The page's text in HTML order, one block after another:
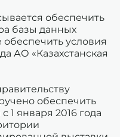
обеспечить
базы данных
условия
АО «Казахстанская
обеспечить
1 января 2016 года